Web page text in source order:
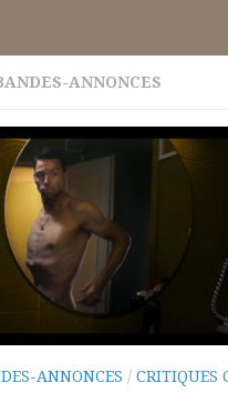
ANNONCES
ANNONCES / CRITIQUES